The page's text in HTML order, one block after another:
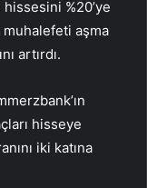
%20’ye
muhalefeti aşma
artırdı.
hisseye
iki katına